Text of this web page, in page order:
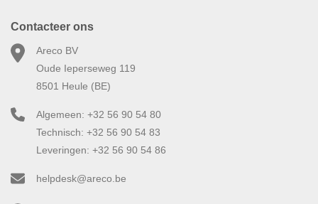
Contacteer ons
Areco BV
Oude Ieperseweg 119
8501 Heule (BE)
Algemeen: +32 56 90 54 80
Technisch: +32 56 90 54 83
Leveringen: +32 56 90 54 86
helpdesk@areco.be